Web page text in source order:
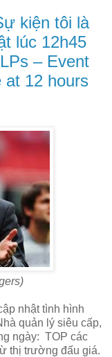
kiện tôi là
lúc 12h45
– Event
at 12 hours
nhật tình hình
quản lý siêu cấp,
ngày: TOP các
thị trường đấu giá.